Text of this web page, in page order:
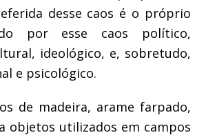
desse caos é o próprio
por esse caos político,
ideológico, e, sobretudo,
e psicológico.
de madeira, arame farpado,
objetos utilizados em campos